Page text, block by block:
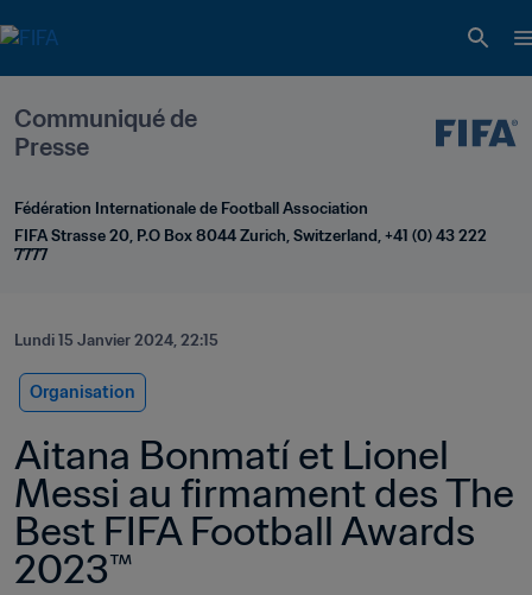
Communiqué de
Presse
Fédération Internationale de Football Association
FIFA Strasse 20, P.O Box 8044 Zurich, Switzerland, +41 (0) 43 222
7777
Lundi 15 Janvier 2024, 22:15
Organisation
Aitana Bonmatí et Lionel
Messi au firmament des The
Best FIFA Football Awards
2023™